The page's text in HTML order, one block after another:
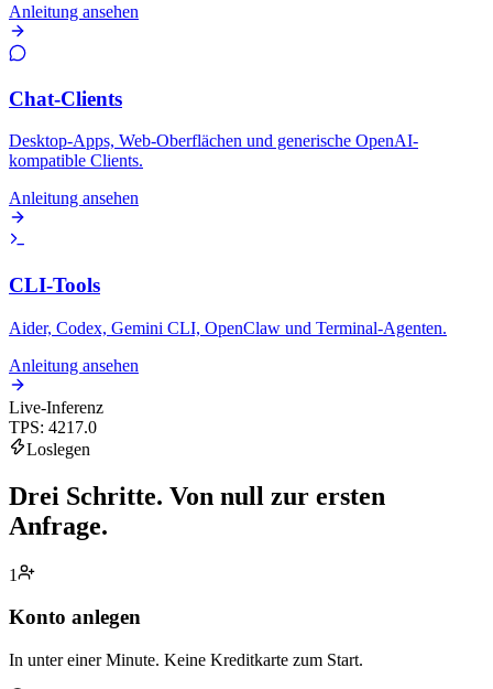
Anleitung ansehen
Chat-Clients
Desktop-Apps, Web-Oberflächen und generische OpenAI-
kompatible Clients.
Anleitung ansehen
CLI-Tools
Aider, Codex, Gemini CLI, OpenClaw und Terminal-Agenten.
Anleitung ansehen
Live-Inferenz
TPS: 4217.0
Loslegen
Drei Schritte. Von null zur ersten
Anfrage.
1
Konto anlegen
In unter einer Minute. Keine Kreditkarte zum Start.